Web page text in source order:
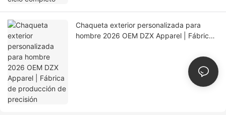
Chaqueta exterior personalizada para
hombre 2026 OEM DZX Apparel | Fábrica